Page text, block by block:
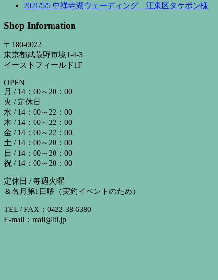
2021/5/5 中禅寺湖ウェーディング 江東区タケポン様
Shop Information
〒180-0022
東京都武蔵野市境1-4-3
イーストフィールド1F
OPEN
月 / 14：00～20：00
火 / 定休日
水 / 14：00～22：00
木 / 14：00～22：00
金 / 14：00～22：00
土 / 14：00～20：00
日 / 14：00～20：00
祝 / 14：00～20：00
定休日 / 毎週火曜
＆各月第1日曜（実釣イベントのため）
TEL / FAX：0422-38-6380
E-mail：mail@ltl.jp